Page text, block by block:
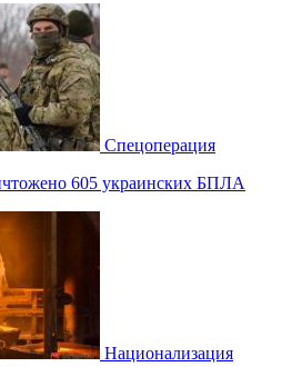
Спецоперация
605 украинских БПЛА
Национализация